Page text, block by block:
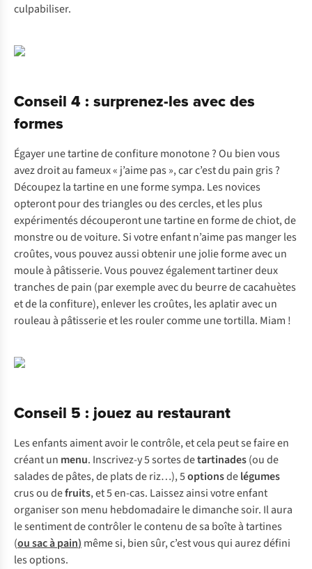
culpabiliser.
Conseil 4 : surprenez-les avec des
formes
Égayer une tartine de confiture monotone ? Ou bien vous
avez droit au fameux « j’aime pas », car c’est du pain gris ?
Découpez la tartine en une forme sympa. Les novices
opteront pour des triangles ou des cercles, et les plus
expérimentés découperont une tartine en forme de chiot, de
monstre ou de voiture. Si votre enfant n’aime pas manger les
croûtes, vous pouvez aussi obtenir une jolie forme avec un
moule à pâtisserie. Vous pouvez également tartiner deux
tranches de pain (par exemple avec du beurre de cacahuètes
et de la confiture), enlever les croûtes, les aplatir avec un
rouleau à pâtisserie et les rouler comme une tortilla. Miam !
Conseil 5 : jouez au restaurant
Les enfants aiment avoir le contrôle, et cela peut se faire en
créant un menu. Inscrivez-y 5 sortes detartinades(ou de
salades de pâtes, de plats de riz…), 5optionsdelégumes
crus ou defruits, et 5 en-cas. Laissez ainsi votre enfant
organiser son menu hebdomadaire le dimanche soir. Il aura
le sentiment de contrôler le contenu de sa boîte à tartines
(ou sac à pain) même si, bien sûr, c’est vous qui aurez défini
les options.